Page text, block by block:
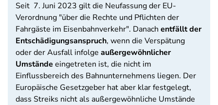
Seit 7. Juni 2023 gilt die Neufassung der EU-
Verordnung "über die Rechte und Pflichten der
Fahrgäste im Eisenbahnverkehr". Danach entfällt der
Entschädigungsanspruch, wenn die Verspätung
oder der Ausfall infolge außergewöhnlicher
Umstände eingetreten ist, die nicht im
Einflussbereich des Bahnunternehmens liegen. Der
Europäische Gesetzgeber hat aber klar festgelegt,
dass Streiks nicht als außergewöhnliche Umstände